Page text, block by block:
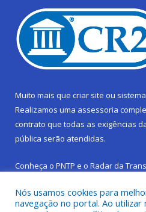
Muito mais que criar site ou
Realizamos uma assessoria
contrato que todas as exigências
pública serão atendidas.
Conheça o PNTP e o Radar da
Nós usamos cookies para
navegação no portal. Ao utilizar